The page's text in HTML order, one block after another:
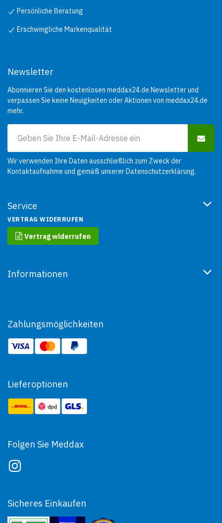
Persönliche Beratung
Erschwingliche Markenqualität
Service
VERTRAG WIDERRUFEN
Vertrag widerrufen
Informationen
Newsletter
Abonnieren Sie den kostenlosen meddax24.de Newsletter und
verpassen Sie keine Neuigkeiten oder Aktionen von meddax24.de
mehr.
Wir verwenden Ihre Daten ausschließlich zum Zweck der
Kontaktaufnahme und gemäß unsererDatenschutzerklärung.
Zahlungsmöglichkeiten
Lieferoptionen
Folgen Sie Meddax
Sicheres Einkaufen